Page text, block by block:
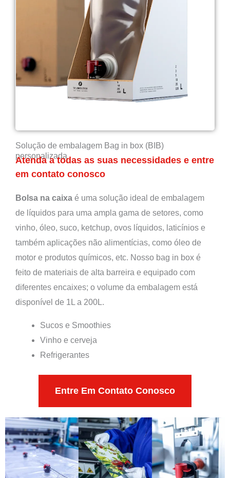
Solução de embalagem Bag in box (BIB)
personalizada
Atenda a todas as suas necessidades e entre
em contato conosco
Bolsa na caixa é uma solução ideal de embalagem
de líquidos para uma ampla gama de setores, como
vinho, óleo, suco, ketchup, ovos líquidos, laticínios e
também aplicações não alimentícias, como óleo de
motor e produtos químicos, etc. Nosso bag in box é
feito de materiais de alta barreira e equipado com
diferentes encaixes; o volume da embalagem está
disponível de 1L a 200L.
Sucos e Smoothies
Vinho e cerveja
Refrigerantes
Entre Em Contato Conosco